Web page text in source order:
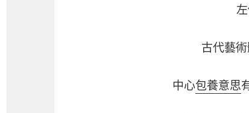
古代藝
中心包養意思